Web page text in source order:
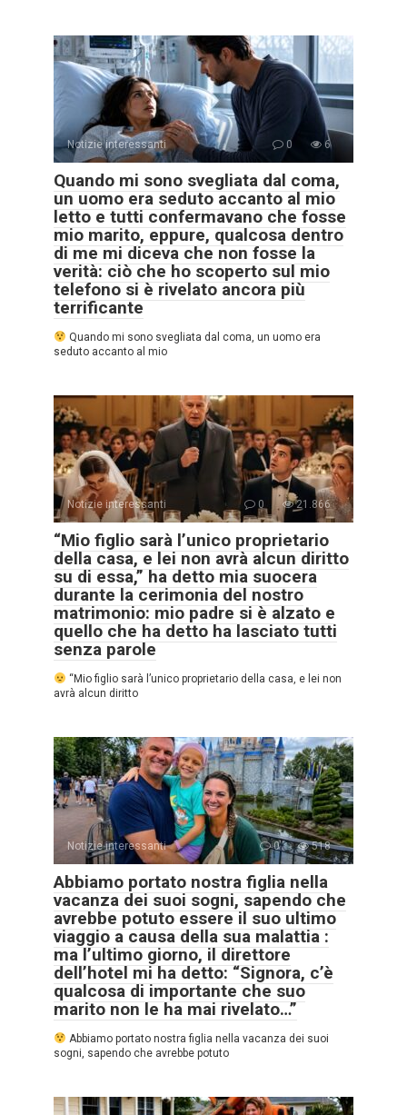
Notizie interessanti 0 6
Quando mi sono svegliata dal coma,
un uomo era seduto accanto al mio
letto e tutti confermavano che fosse
mio marito, eppure, qualcosa dentro
di me mi diceva che non fosse la
verità: ciò che ho scoperto sul mio
telefono si è rivelato ancora più
terrificante
Quando mi sono svegliata dal coma, un uomo era
seduto accanto al mio
Notizie interessanti 0 21.866
“Mio figlio sarà l’unico proprietario
della casa, e lei non avrà alcun diritto
su di essa,” ha detto mia suocera
durante la cerimonia del nostro
matrimonio: mio padre si è alzato e
quello che ha detto ha lasciato tutti
senza parole
“Mio figlio sarà l’unico proprietario della casa, e lei non
avrà alcun diritto
Notizie interessanti 0 518
Abbiamo portato nostra figlia nella
vacanza dei suoi sogni, sapendo che
avrebbe potuto essere il suo ultimo
viaggio a causa della sua malattia :
ma l’ultimo giorno, il direttore
dell’hotel mi ha detto: “Signora, c’è
qualcosa di importante che suo
marito non le ha mai rivelato…”
Abbiamo portato nostra figlia nella vacanza dei suoi
sogni, sapendo che avrebbe potuto